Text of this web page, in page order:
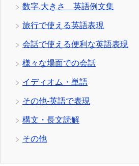
数字.大きさ 英語例文集
旅行で使える英語表現
会話で使える便利な英語表現
様々な場面での会話
イディオム・単語
その他-英語で表現
構文・長文読解
その他